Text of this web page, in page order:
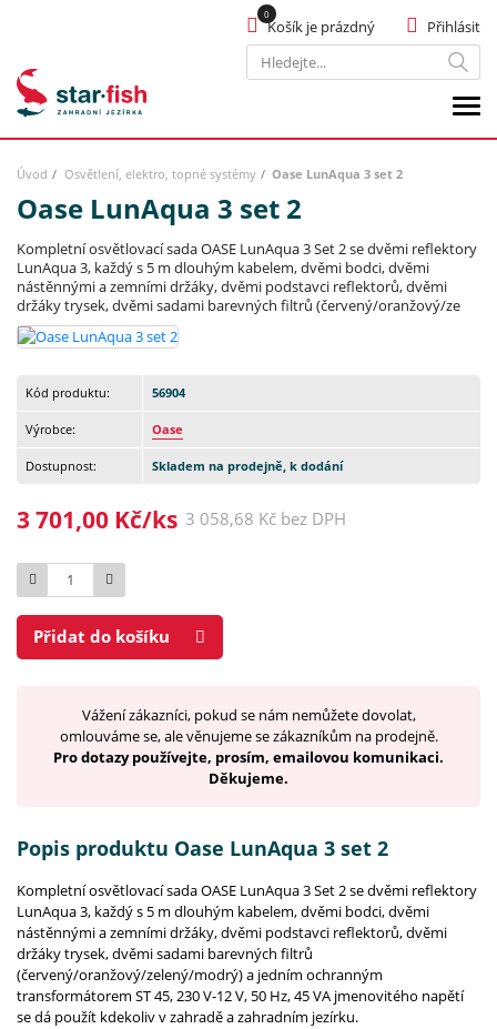
Hledat
Přihlásit
Košík je prázdný
Úvod Osvětlení, elektro, topné systémy Oase LunAqua 3 set 2
Oase LunAqua 3 set 2
Kompletní osvětlovací sada OASE LunAqua 3 Set 2 se dvěmi reflektory
LunAqua 3, každý s 5 m dlouhým kabelem, dvěmi bodci, dvěmi
nástěnnými a zemními držáky, dvěmi podstavci reflektorů, dvěmi
držáky trysek, dvěmi sadami barevných filtrů (červený/oranžový/ze
Kód produktu: 56904
Výrobce: Oase
Dostupnost: Skladem na prodejně, k dodání
3 701,00 Kč/ks 3 058,68 Kč bez DPH
Počet
Přidat do košíku
Vážení zákazníci, pokud se nám nemůžete dovolat,
omlouváme se, ale věnujeme se zákazníkům na prodejně.
Pro dotazy používejte, prosím, emailovou komunikaci.
Děkujeme.
Popis produktu Oase LunAqua 3 set 2
Kompletní osvětlovací sada OASE LunAqua 3 Set 2 se dvěmi reflektory
LunAqua 3, každý s 5 m dlouhým kabelem, dvěmi bodci, dvěmi
nástěnnými a zemními držáky, dvěmi podstavci reflektorů, dvěmi
držáky trysek, dvěmi sadami barevných filtrů
(červený/oranžový/zelený/modrý) a jedním ochranným
transformátorem ST 45, 230 V-12 V, 50 Hz, 45 VA jmenovitého napětí
se dá použít kdekoliv v zahradě a zahradním jezírku.